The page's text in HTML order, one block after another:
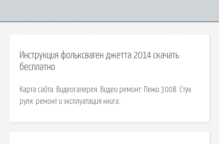
Инструкция фольксваген джетта 2014 скачать
бесплатно
Карта сайта. Видеогалерея. Видео ремонт: Пежо 3008. Стук
руля. ремонт и эксплуатация книга.